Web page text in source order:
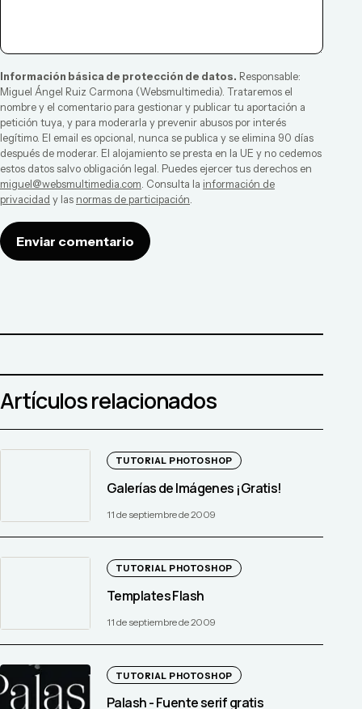
Información básica de protección de datos. Responsable:
Miguel Ángel Ruiz Carmona (Websmultimedia). Trataremos el
nombre y el comentario para gestionar y publicar tu aportación a
petición tuya, y para moderarla y prevenir abusos por interés
legítimo. El email es opcional, nunca se publica y se elimina 90 días
después de moderar. El alojamiento se presta en la UE y no cedemos
estos datos salvo obligación legal. Puedes ejercer tus derechos en
miguel@websmultimedia.com. Consulta la información de
privacidad y las normas de participación.
Enviar comentario
Artículos relacionados
TUTORIAL PHOTOSHOP
Galerías de Imágenes ¡Gratis!
11 de septiembre de 2009
TUTORIAL PHOTOSHOP
Templates Flash
11 de septiembre de 2009
TUTORIAL PHOTOSHOP
Palash - Fuente serif gratis